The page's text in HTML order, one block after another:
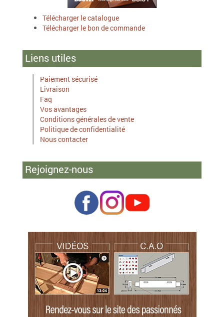
Télécharger le catalogue
Télécharger le bon de commande
Liens utiles
Paiement sécurisé
Livraison
Faq
Vos avantages
Conditions générales de vente
Politique de confidentialité
Nous contacter
Rejoignez-nous